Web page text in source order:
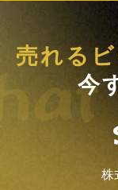
売れる
今
株